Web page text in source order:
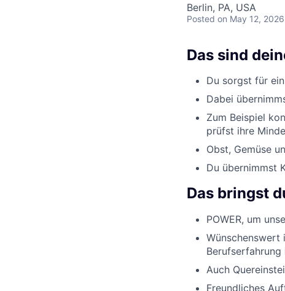
Berlin, PA, USA
Posted on May 12, 2026
Das sind
Du sorgst für
Dabei
Zum Beispiel
prüfst ihre
Obst, Gemüse
Du übernimmst
Das bringst
POWER, um
Wünschenswert
Berufserfahrung
Auch
Freundliches